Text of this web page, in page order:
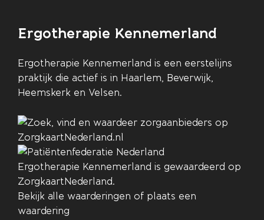
Ergotherapie Kennemerland
Ergotherapie Kennemerland is een eerstelijns
praktijk die actief is in Haarlem, Beverwijk,
Heemskerk en Velsen.
Ergotherapie Kennemerland is gewaardeerd op
ZorgkaartNederland.
Bekijk alle waarderingen of plaats een
waardering